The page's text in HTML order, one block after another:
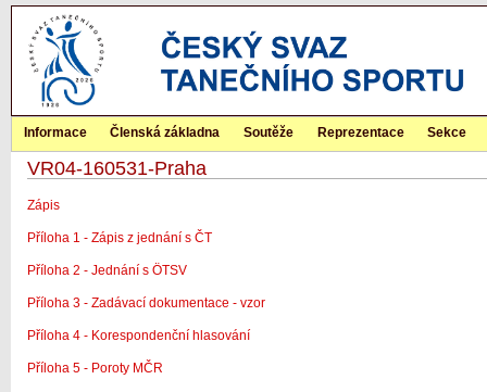
Informace Členská základna Soutěže Reprezentace Sekce
VR04-160531-Praha
Zápis
Příloha 1 - Zápis z jednání s ČT
Příloha 2 - Jednání s ÖTSV
Příloha 3 - Zadávací dokumentace - vzor
Příloha 4 - Korespondenční hlasování
Příloha 5 - Poroty MČR